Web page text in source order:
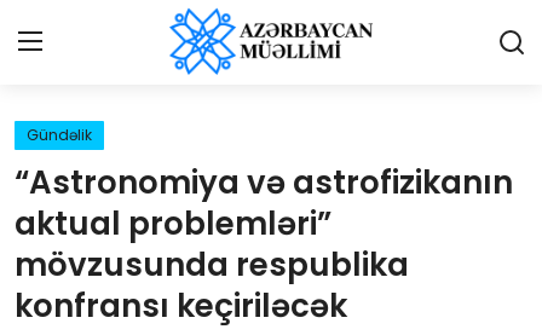
Giriş
Qəzetə elan ver
Əlaqə
Haqqımızda
Gündəlik
“Astronomiya və astrofizikanın
aktual problemləri”
mövzusunda respublika
konfransı keçiriləcək